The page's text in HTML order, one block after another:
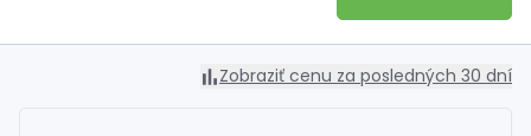
Zobraziť cenu za posledných 30 dní